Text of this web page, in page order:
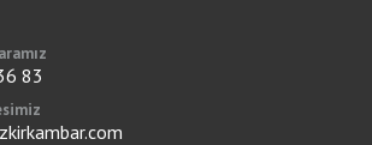
83